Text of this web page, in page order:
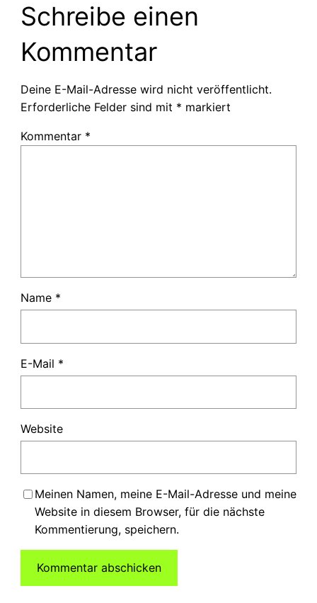
Schreibe einen
Kommentar
Deine E-Mail-Adresse wird nicht veröffentlicht.
Erforderliche Felder sind mit * markiert
Kommentar *
Name *
E-Mail *
Website
Meinen Namen, meine E-Mail-Adresse und meine
Website in diesem Browser, für die nächste
Kommentierung, speichern.